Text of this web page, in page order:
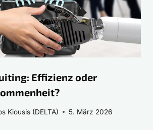
Effizienz oder
Kiousis (DELTA) 5. März 2026